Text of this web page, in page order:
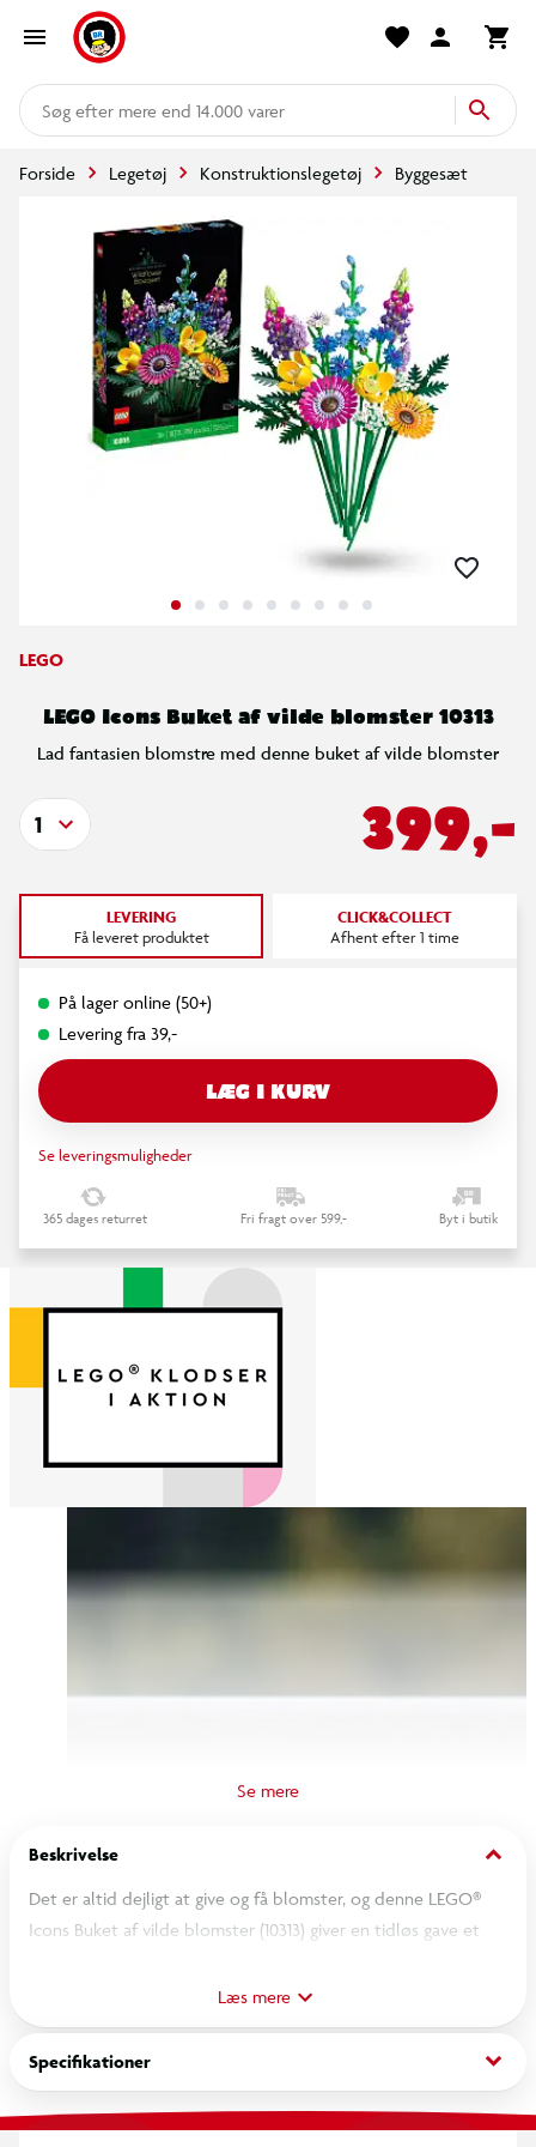
mere end 14.000 varer
Forside Legetøj Konstruktionslegetøj Byggesæt
LEGO
LEGO Icons Buket af vilde blomster 10313
Lad fantasien blomstre med denne buket af vilde blomster
399,-
1
LEVERING
Få leveret produktet
CLICK&COLLECT
Afhent efter 1 time
På lager online (50+)
Levering fra 39,-
LÆG I KURV
Se leveringsmuligheder
365 dages returret Fri fragt over 599,- Byt i butik
Beskrivelse keyboard_arrow_down
Det er altid dejligt at give og få blomster, og denne LEGO®
Icons Buket af vilde blomster (10313) giver en tidløs gave et
ved at sende blomster, der aldrig visner eller skal vandes, til
en, du holder af?
Lad kreativiteten blomstre
Buketten er lavet udelukkende af komplekse LEGO
Læs mere
Specifikationer keyboard_arrow_down